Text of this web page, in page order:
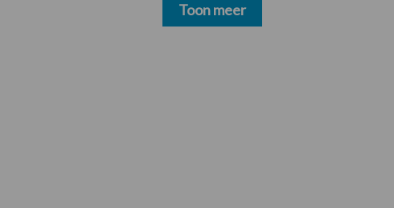
Toon meer